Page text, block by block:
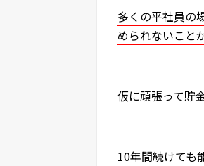
多くの平社員の
められないこと
仮に頑張って貯
10年間続けても